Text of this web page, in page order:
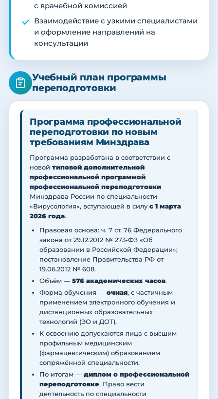
с врачебной комиссией
Взаимодействие с узкими специалистами
и оформление направлений на
консультации
Учебный план программы
переподготовки
Программа профессиональной
переподготовки по новым
требованиям Минздрава
Программа разработана в соответствии с
новой типовой дополнительной
профессиональной программой
профессиональной переподготовки
Минздрава России по специальности
«Вирусология», вступающей в силус 1 марта
2026 года.
Правовая основа: ч. 7 ст. 76 Федерального
закона от 29.12.2012 № 273-ФЗ «Об
образовании в Российской Федерации»;
постановление Правительства РФ от
19.06.2012 № 608.
Объём — 576 академических часов.
Форма обучения — очная, с частичным
применением электронного обучения и
дистанционных образовательных
технологий (ЭО и ДОТ).
К освоению допускаются лица с высшим
профильным медицинским
(фармацевтическим) образованием
сопряжённой специальности.
По итогам — диплом о профессиональной
переподготовке. Право вести
деятельность по специальности